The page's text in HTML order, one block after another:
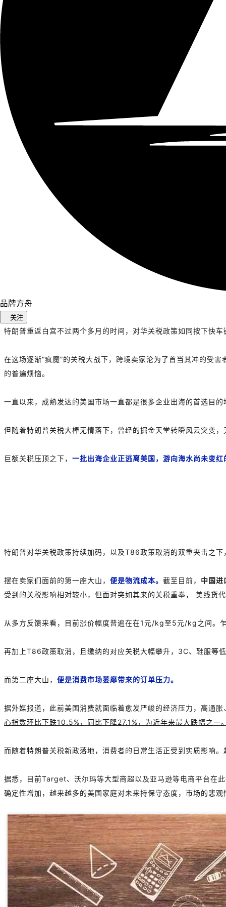
品牌方舟
关注
特朗普重返白宫不过两个多月的时间，对华关税政策如同按下快
在这场逐渐“疯魔”的关税大战下，跨境卖家沦为了首当其冲的受
的普遍烦恼。
一直以来，成熟发达的美国市场一直都是很多企业出海的首选目
但随着特朗普关税大棒无情落下，曾经的掘金天堂转瞬风云突变
巨额关税压顶之下， 一批出海企业正逃离美国，游向海水尚未变红
特朗普对华关税政策持续加码，以及T86政策取消的双重夹击之
摆在卖家们面前的第一座大山， 便是物流成本。 截至目前， 中国
受到的关税影响相对较小，但面对突如其来的关税重拳， 美线货
从多方反馈来看，目前涨价幅度普遍在在1元/kg至5元/kg之间。
再加上T86政策取消，且缴纳的对应关税大幅攀升，3C、鞋服等
而第二座大山， 便是消费市场萎靡带来的订单压力。
据外媒报道，此前美国消费就面临着愈发严峻的经济压力，高通
心指数环比下跌10.5%，同比下降27.1%，为近年来最大跌幅之一
而随着特朗普关税新政落地，消费者的日常生活正受到实质影响
据悉，目前Target、沃尔玛等大型商超以及亚马逊等电商平台在
确定性增加，越来越多的美国家庭对未来持保守态度，市场的悲